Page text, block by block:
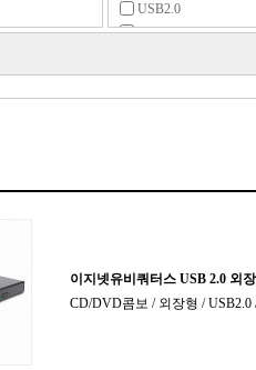
USB2.0
USB3.x 5Gbps